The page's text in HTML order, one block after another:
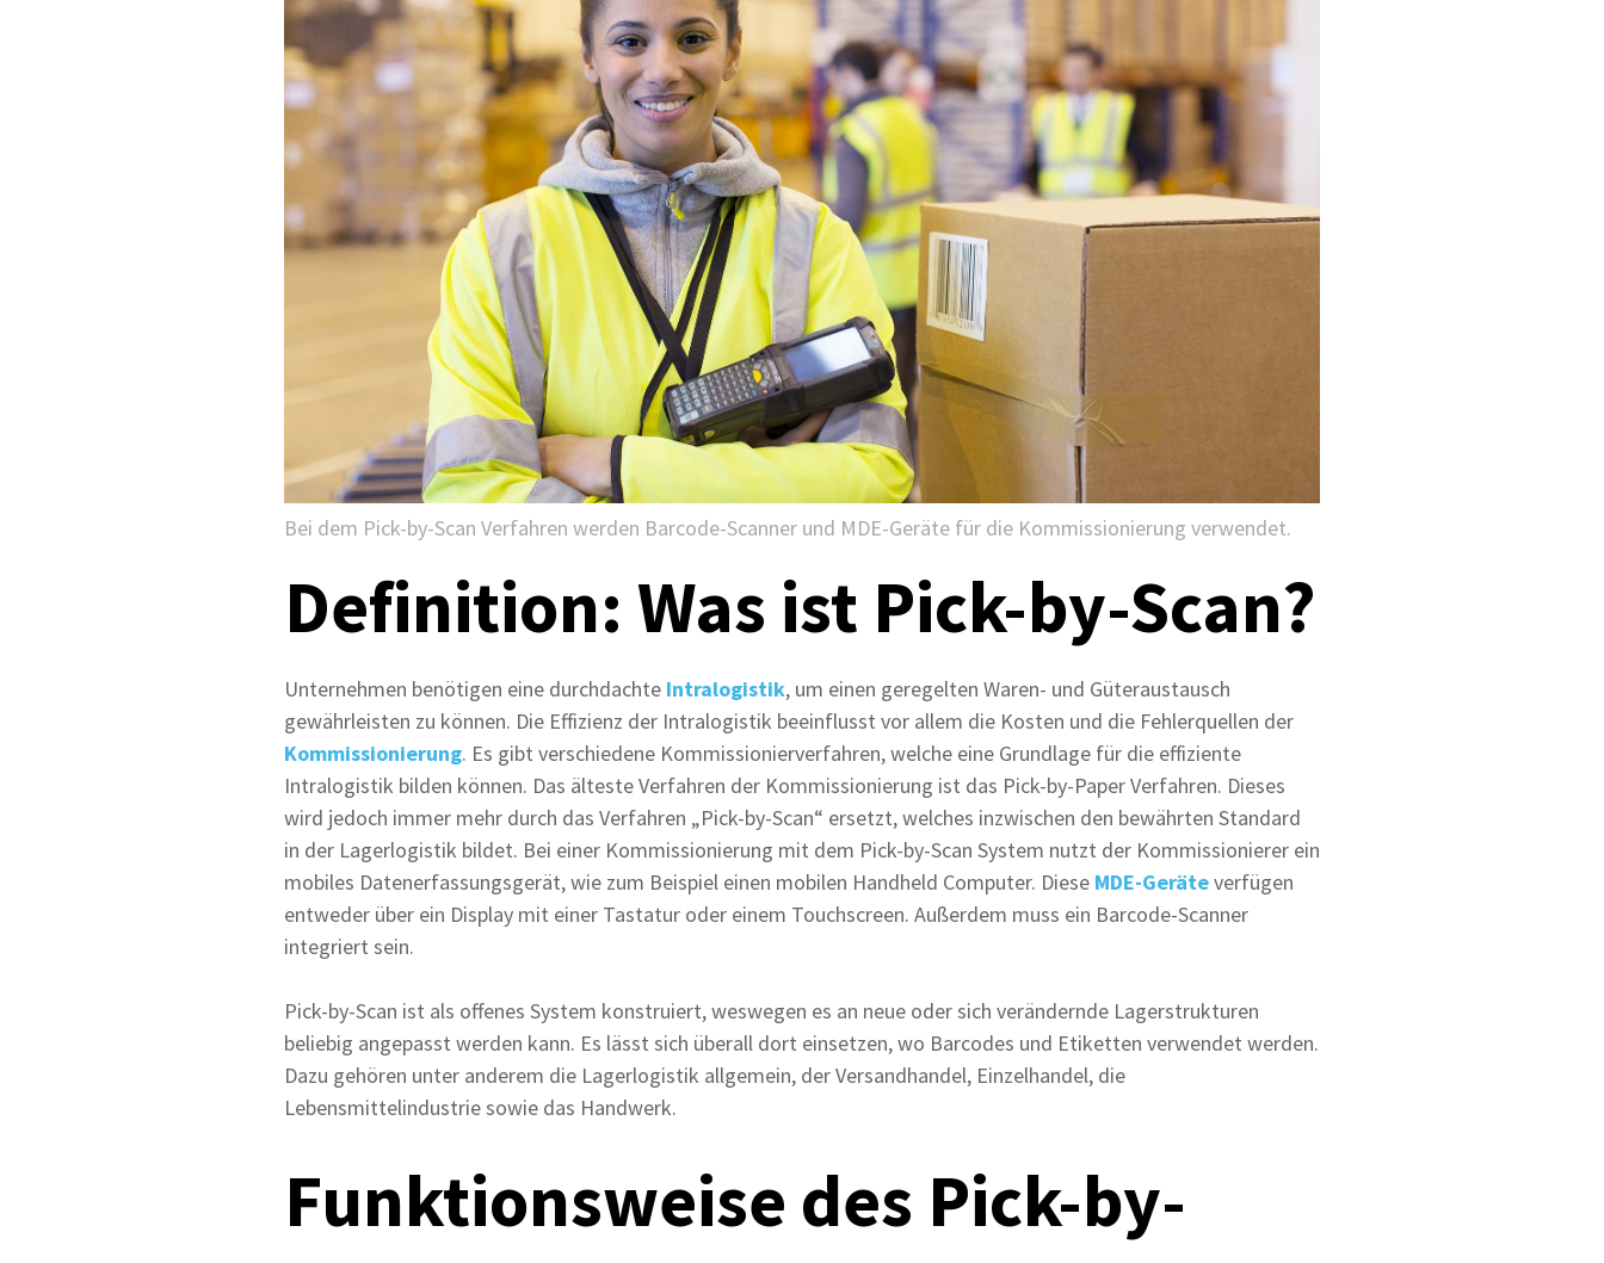
Bei dem Pick-by-Scan Verfahren werden Barcode-Scanner und MDE-Geräte für die Kommissionierung verwendet.
Definition: Was ist Pick-by-Scan?
Unternehmen benötigen eine durchdachte Intralogistik, um einen geregelten Waren- und Güteraustausch
gewährleisten zu können. Die Effizienz der Intralogistik beeinflusst vor allem die Kosten und die Fehlerquellen der
Kommissionierung. Es gibt verschiedene Kommissionierverfahren, welche eine Grundlage für die effiziente
Intralogistik bilden können. Das älteste Verfahren der Kommissionierung ist das Pick-by-Paper Verfahren. Dieses
wird jedoch immer mehr durch das Verfahren „Pick-by-Scan“ ersetzt, welches inzwischen den bewährten Standard
in der Lagerlogistik bildet. Bei einer Kommissionierung mit dem Pick-by-Scan System nutzt der Kommissionierer ein
mobiles Datenerfassungsgerät, wie zum Beispiel einen mobilen Handheld Computer. Diese MDE-Geräteverfügen
entweder über ein Display mit einer Tastatur oder einem Touchscreen. Außerdem muss ein Barcode-Scanner
integriert sein.
Pick-by-Scan ist als offenes System konstruiert, weswegen es an neue oder sich verändernde Lagerstrukturen
beliebig angepasst werden kann. Es lässt sich überall dort einsetzen, wo Barcodes und Etiketten verwendet werden.
Dazu gehören unter anderem die Lagerlogistik allgemein, der Versandhandel, Einzelhandel, die
Lebensmittelindustrie sowie das Handwerk.
Funktionsweise des Pick-by-